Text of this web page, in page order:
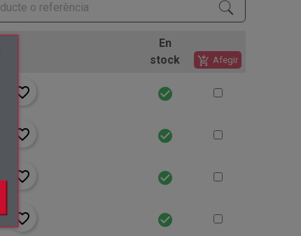
En
stock
add_shopping_cart Afegir
favorite_border check_circle
favorite_border check_circle
favorite_border check_circle
favorite_border check_circle